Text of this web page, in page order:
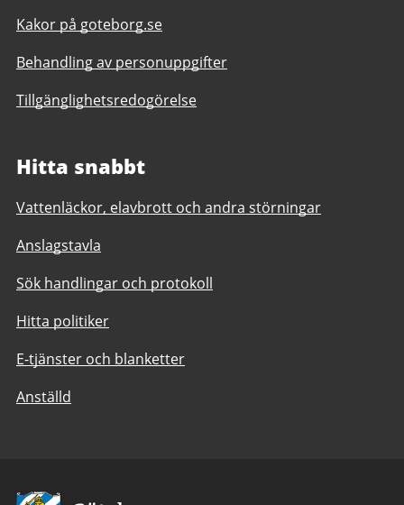
Kakor på goteborg.se
Behandling av personuppgifter
Tillgänglighetsredogörelse
Hitta snabbt
Vattenläckor, elavbrott och andra störningar
Anslagstavla
Sök handlingar och protokoll
Hitta politiker
E-tjänster och blanketter
Anställd